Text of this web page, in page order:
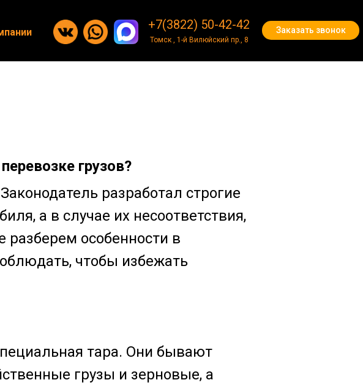
Заказать звонок
+7(3822) 50-42-42
Томск , 1-й Вилюйский пр., 8
Заказать звонок
+7(3822) 50-42-42
разработал строгие
а в случае их несоответствия,
особенности в
чтобы избежать
тара. Они бывают
грузы и зерновые, а
грузов?